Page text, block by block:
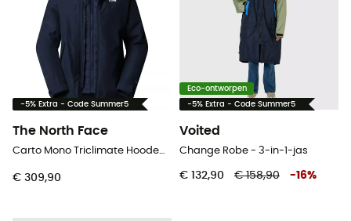
-5% Extra - Code Summer5
The North Face
€ 309,90
Eco-ontworpen
-5% Extra - Code Summer5
Voited
Change Robe - 3-in-1-jas
€ 132,90 € 158,90 -16%